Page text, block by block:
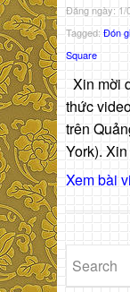
Đăng ngày: 1/
Tagged: Đón
Square
Xin mời
thức
trên
York).
Xem bài